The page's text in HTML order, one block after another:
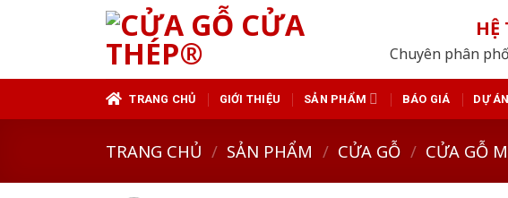
HỆ
Chuyên phân
TRANG CHỦ GIỚI THIỆU SẢN PHẨM BÁO GIÁ DỰ
TRANG CHỦ / SẢN PHẨM / CỬA GỖ / CỬA GỖ